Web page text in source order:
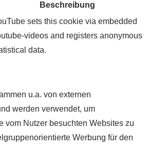
Beschreibung
sets this cookie via embedded
videos and registers anonymous
data.
u.a. von externen
werden verwendet, um
vom Nutzer besuchten Websites zu
Werbung für den